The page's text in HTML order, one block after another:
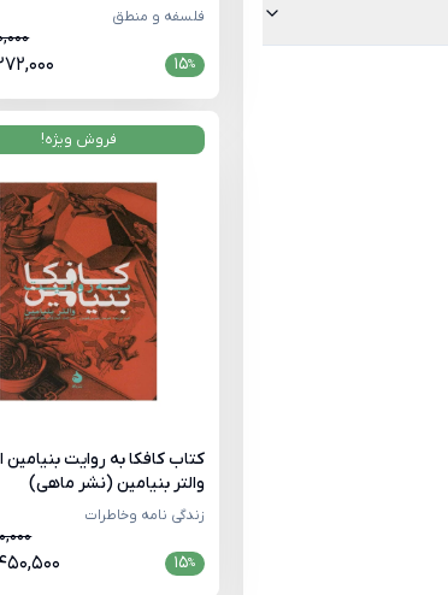
فلسفه و منطق
%
15
فروش ویژه!
کتاب کافکا به روایت بنیامین
والتر بنیامین (نشر ماهی)
زندگی نامه وخاطرات
%
15